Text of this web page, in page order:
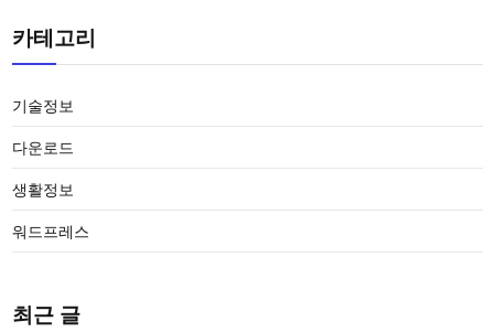
카테고리
기술정보
다운로드
생활정보
워드프레스
최근 글